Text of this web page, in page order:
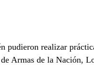
pudieron realizar
Armas de la Nación,